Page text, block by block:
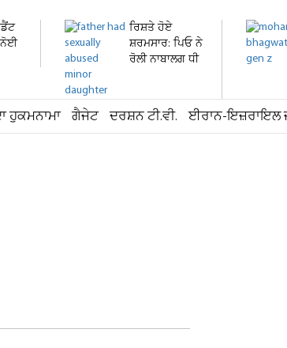
ਰਿਸ਼ਤੇ ਹੋਏ
ਸ਼ਰਮਸਾਰ: ਪਿਓ ਨੇ
ਰੋਲੀ ਨਾਬਾਲਗ ਧੀ
ਹੁਕਮਨਾਮਾ ਗੈਜੇਟ ਦਰਸ਼ਨ ਟੀ.ਵੀ. ਈਰਾਨ-ਇਜ਼ਰਾਇਲ